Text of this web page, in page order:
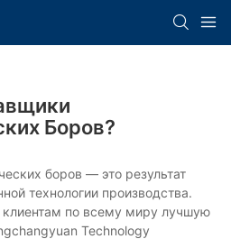
Боров?
боров — это результат
технологии производства.
клиентам по всему миру лучшую
Technology